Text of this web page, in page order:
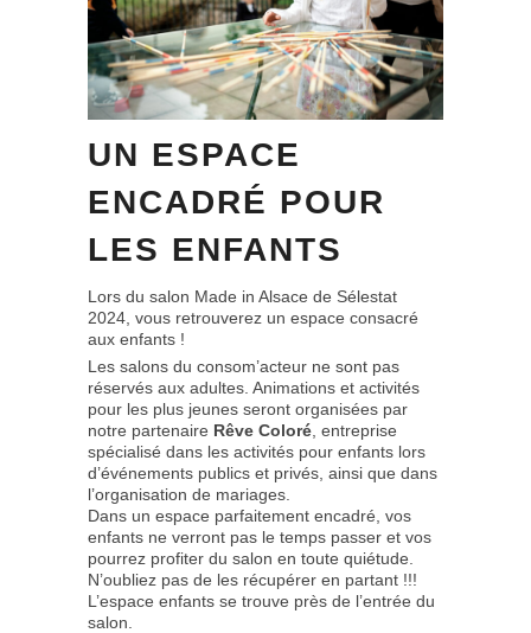
UN ESPACE
ENCADRÉ POUR
LES ENFANTS
Lors du salon Made in Alsace de Sélestat
2024, vous retrouverez un espace consacré
aux enfants !
Les salons du consom’acteur ne sont pas
réservés aux adultes. Animations et activités
pour les plus jeunes seront organisées par
notre partenaire Rêve Coloré , entreprise
spécialisé dans les activités pour enfants lors
d’événements publics et privés, ainsi que dans
l’organisation de mariages.
Dans un espace parfaitement encadré, vos
enfants ne verront pas le temps passer et vos
pourrez profiter du salon en toute quiétude.
N’oubliez pas de les récupérer en partant !!!
L’espace enfants se trouve près de l’entrée du
salon.